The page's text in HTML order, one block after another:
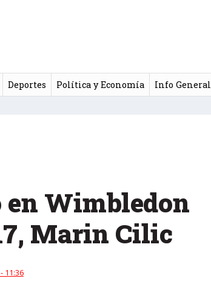
Deportes Política y Economía Info General
Wimbledon
Marin Cilic
11:36